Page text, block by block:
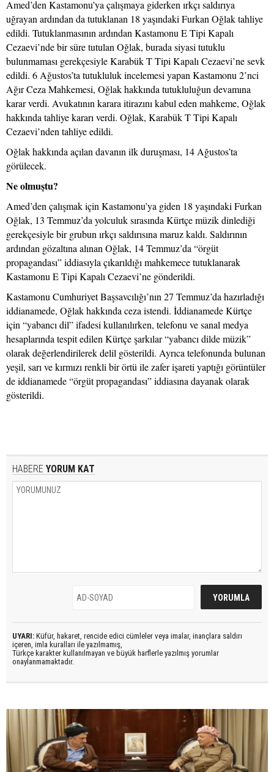
Amed’den Kastamonu’ya çalışmaya giderken ırkçı saldırıya
uğrayan ardından da tutuklanan 18 yaşındaki Furkan Oğlak tahliye
edildi. Tutuklanmasının ardından Kastamonu E Tipi Kapalı
Cezaevi’nde bir süre tutulan Oğlak, burada siyasi tutuklu
bulunmaması gerekçesiyle Karabük T Tipi Kapalı Cezaevi’ne sevk
edildi. 6 Ağustos’ta tutukluluk incelemesi yapan Kastamonu 2’nci
Ağır Ceza Mahkemesi, Oğlak hakkında tutukluluğun devamına
karar verdi. Avukatının karara itirazını kabul eden mahkeme, Oğlak
hakkında tahliye kararı verdi. Oğlak, Karabük T Tipi Kapalı
Cezaevi’nden tahliye edildi.
Oğlak hakkında açılan davanın ilk duruşması, 14 Ağustos’ta
görülecek.
Ne olmuştu?
Amed’den çalışmak için Kastamonu’ya giden 18 yaşındaki Furkan
Oğlak, 13 Temmuz’da yolculuk sırasında Kürtçe müzik dinlediği
gerekçesiyle bir grubun ırkçı saldırısına maruz kaldı. Saldırının
ardından gözaltına alınan Oğlak, 14 Temmuz’da “örgüt
propagandası” iddiasıyla çıkarıldığı mahkemece tutuklanarak
Kastamonu E Tipi Kapalı Cezaevi’ne gönderildi.
Kastamonu Cumhuriyet Başsavcılığı’nın 27 Temmuz’da hazırladığı
iddianamede, Oğlak hakkında ceza istendi. İddianamede Kürtçe
için “yabancı dil” ifadesi kullanılırken, telefonu ve sanal medya
hesaplarında tespit edilen Kürtçe şarkılar “yabancı dilde müzik”
olarak değerlendirilerek delil gösterildi. Ayrıca telefonunda bulunan
yeşil, sarı ve kırmızı renkli bir örtü ile zafer işareti yaptığı görüntüler
de iddianamede “örgüt propagandası” iddiasına dayanak olarak
gösterildi.
HABERE YORUM KAT
UYARI: Küfür, hakaret, rencide edici cümleler veya imalar, inançlara saldırı
içeren, imla kuralları ile yazılmamış,
Türkçe karakter kullanılmayan ve büyük harflerle yazılmış yorumlar
onaylanmamaktadır.